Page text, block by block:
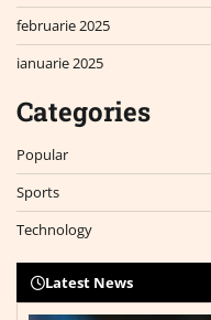
februarie 2025
ianuarie 2025
Categories
Popular
Sports
Technology
Latest News